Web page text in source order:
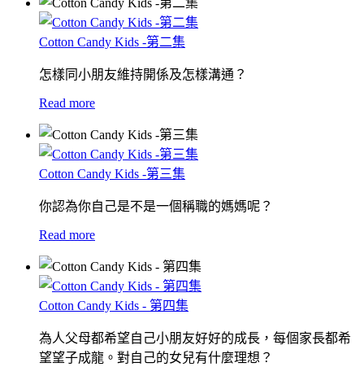
Cotton Candy Kids -第二集
怎樣同小朋友維持開係及怎樣溝通？
Read more
Cotton Candy Kids -第三集
你認為你自己是不是一個稱職的媽媽呢？
Read more
Cotton Candy Kids - 第四集
為人父母都希望自己小朋友好好的成長，每個家長都希
望望子成龍。對自己的女兒有什麼理想？